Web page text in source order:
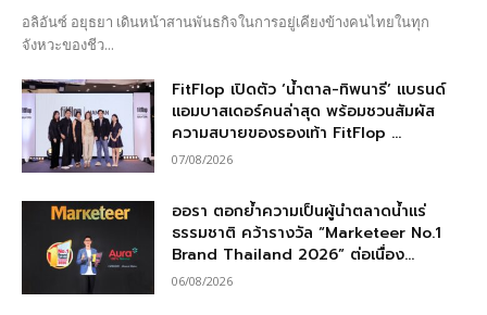
อลิอันซ์ อยุธยา เดินหน้าสานพันธกิจในการอยู่เคียงข้างคนไทยในทุก
จังหวะของชีว...
FitFlop เปิดตัว ‘น้ำตาล-ทิพนารี’ แบรนด์
แอมบาสเดอร์คนล่าสุด พร้อมชวนสัมผัส
ความสบายของรองเท้า FitFlop ...
07/08/2026
ออรา ตอกย้ำความเป็นผู้นำตลาดน้ำแร่
ธรรมชาติ คว้ารางวัล “Marketeer No.1
Brand Thailand 2026” ต่อเนื่อง...
06/08/2026